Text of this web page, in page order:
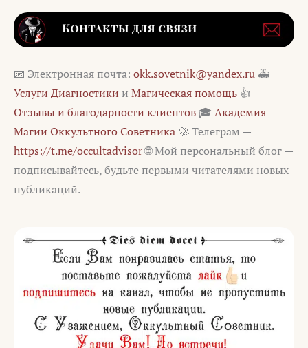
📧 Электронная почта: okk.sovetnik@yandex.ru 🚑
Услуги Диагностики и Магическая помощь 👍
Отзывы и благодарности клиентов 🎓 Академия
Магии Оккультного Советника 🚀 Телеграм —
https://t.me/occultadvisor🌐 Мой персональный блог —
подписывайтесь, будьте первыми читателями новых
публикаций.